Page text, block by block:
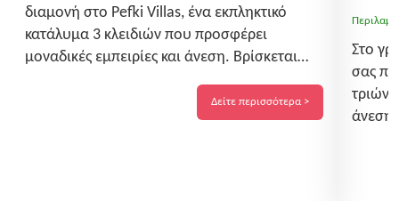
διαμονή στο Pefki Villas, ένα εκπληκτικό
κατάλυμα 3 κλειδιών που προσφέρει
μοναδικές εμπειρίες και άνεση. Βρίσκεται
λίγα βήματα από την παραλία, το Pefki Villas
αποτελεί την ιδανική επιλογή...
Δείτε περισσότερα >
Στο
σας
τριών
άνεση